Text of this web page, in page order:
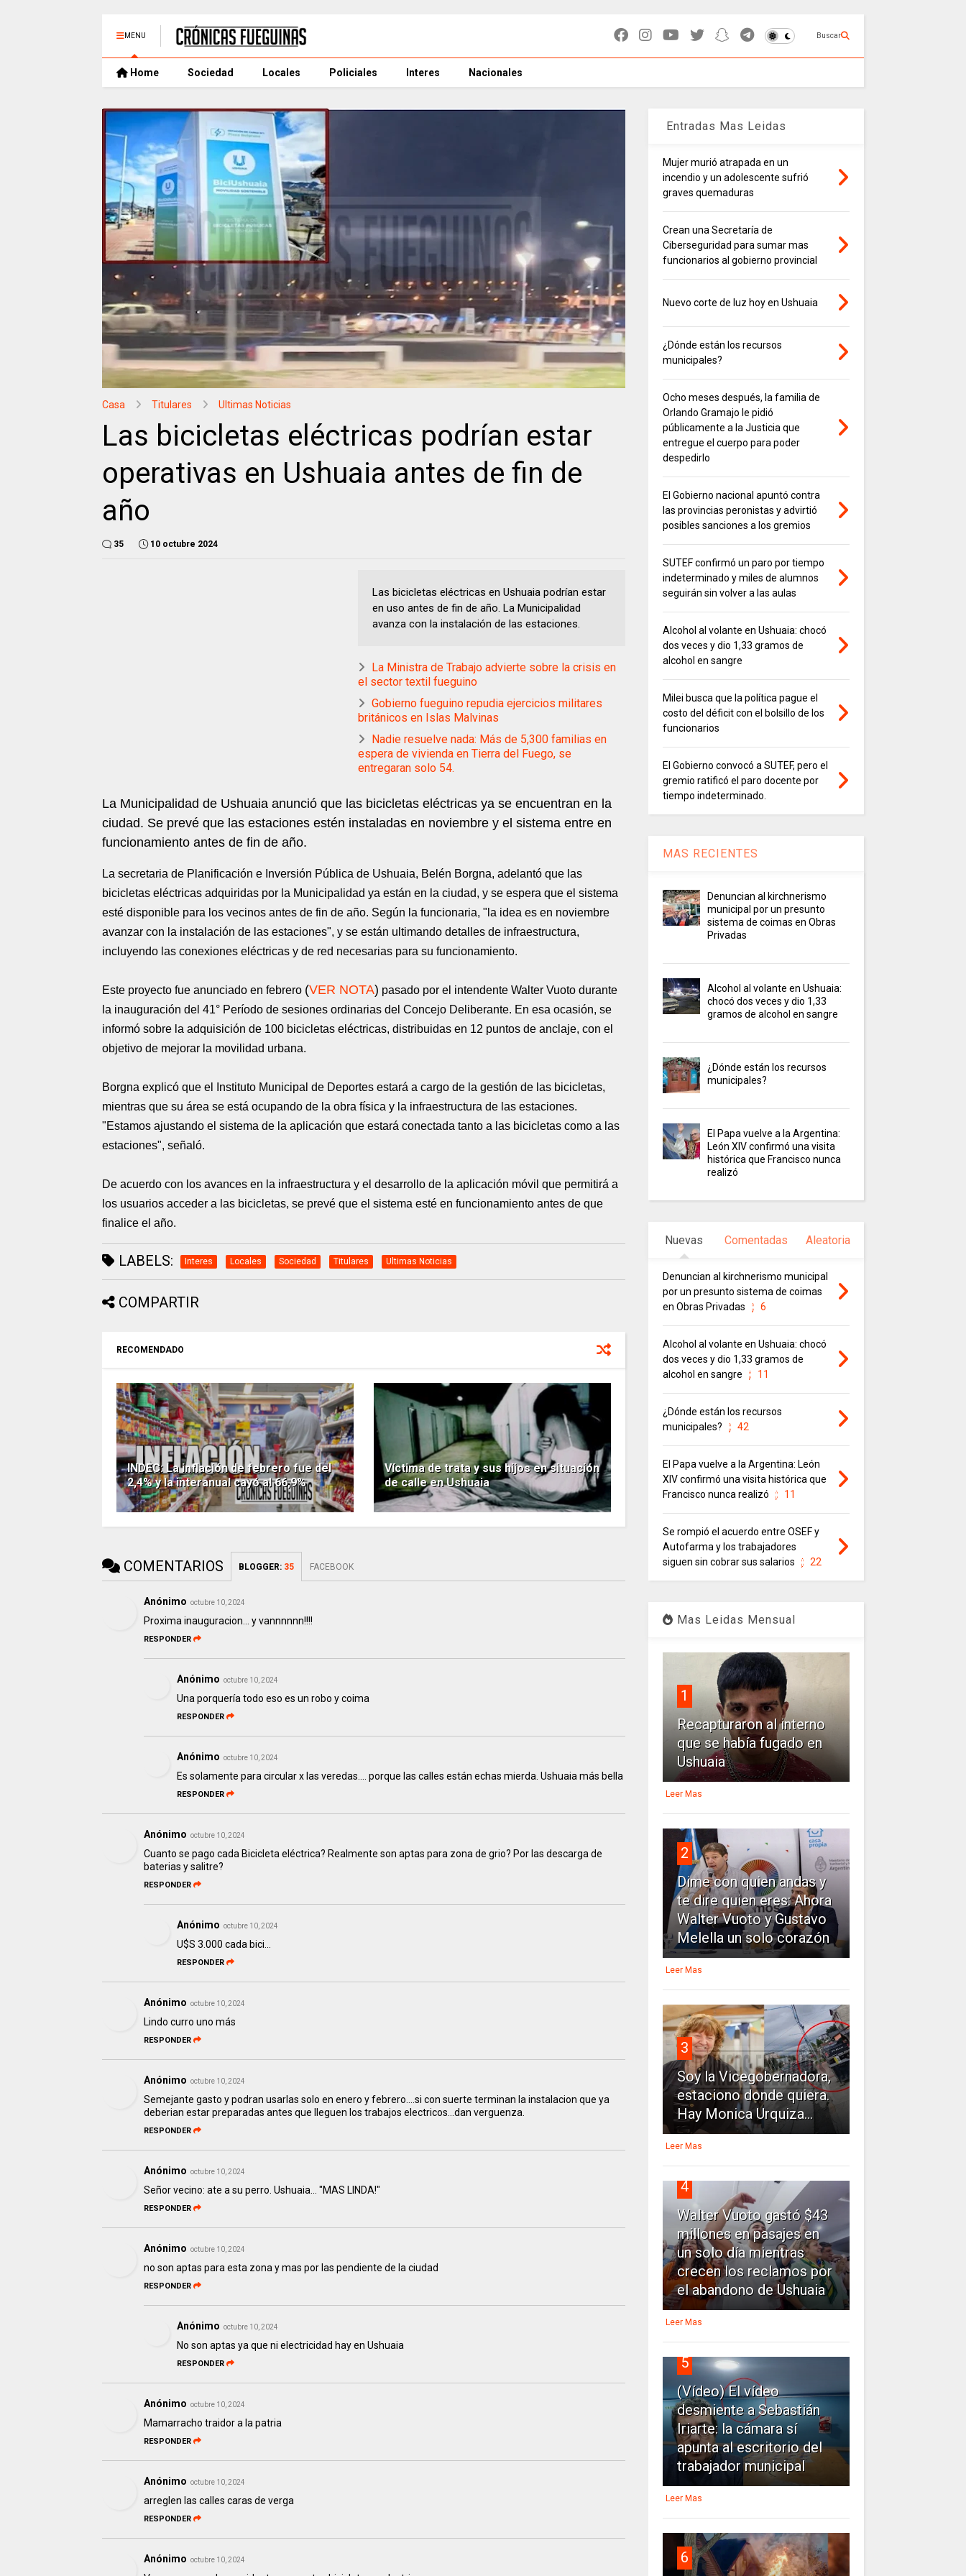
MENU Buscar
Home Sociedad Locales Policiales Interes Nacionales
Casa Titulares Ultimas Noticias
Las bicicletas eléctricas podrían estar
operativas en Ushuaia antes de fin de
año
35 10 octubre 2024
Las bicicletas eléctricas en Ushuaia podrían estar
en uso antes de fin de año. La Municipalidad
avanza con la instalación de las estaciones.
La Ministra de Trabajo advierte sobre la crisis en
el sector textil fueguino
Gobierno fueguino repudia ejercicios militares
británicos en Islas Malvinas
Nadie resuelve nada: Más de 5,300 familias en
espera de vivienda en Tierra del Fuego, se
entregaran solo 54.
La Municipalidad de Ushuaia anunció que las bicicletas eléctricas ya se encuentran en la
ciudad. Se prevé que las estaciones estén instaladas en noviembre y el sistema entre en
funcionamiento antes de fin de año.
La secretaria de Planificación e Inversión Pública de Ushuaia, Belén Borgna, adelantó que las
bicicletas eléctricas adquiridas por la Municipalidad ya están en la ciudad, y se espera que el sistema
esté disponible para los vecinos antes de fin de año. Según la funcionaria, "la idea es en noviembre
avanzar con la instalación de las estaciones", y se están ultimando detalles de infraestructura,
incluyendo las conexiones eléctricas y de red necesarias para su funcionamiento.
Este proyecto fue anunciado en febrero (VER NOTA) pasado por el intendente Walter Vuoto durante
la inauguración del 41° Período de sesiones ordinarias del Concejo Deliberante. En esa ocasión, se
informó sobre la adquisición de 100 bicicletas eléctricas, distribuidas en 12 puntos de anclaje, con el
objetivo de mejorar la movilidad urbana.
Borgna explicó que el Instituto Municipal de Deportes estará a cargo de la gestión de las bicicletas,
mientras que su área se está ocupando de la obra física y la infraestructura de las estaciones.
"Estamos ajustando el sistema de la aplicación que estará conectada tanto a las bicicletas como a las
estaciones", señaló.
De acuerdo con los avances en la infraestructura y el desarrollo de la aplicación móvil que permitirá a
los usuarios acceder a las bicicletas, se prevé que el sistema esté en funcionamiento antes de que
finalice el año.
LABELS: Interes Locales Sociedad Titulares Ultimas Noticias
COMPARTIR
RECOMENDADO
INDEC: La inflación de febrero fue del
2,4% y la interanual cayó al 66,9%
Víctima de trata y sus hijos en situación
de calle en Ushuaia
COMENTARIOS BLOGGER: 35 FACEBOOK
Anónimo octubre 10, 2024
Proxima inauguracion... y vannnnnn!!!!
RESPONDER
Anónimo octubre 10, 2024
Una porquería todo eso es un robo y coima
RESPONDER
Anónimo octubre 10, 2024
Es solamente para circular x las veredas.... porque las calles están echas mierda. Ushuaia más bella
RESPONDER
Anónimo octubre 10, 2024
Cuanto se pago cada Bicicleta eléctrica? Realmente son aptas para zona de grio? Por las descarga de
baterias y salitre?
RESPONDER
Anónimo octubre 10, 2024
U$S 3.000 cada bici...
RESPONDER
Anónimo octubre 10, 2024
Lindo curro uno más
RESPONDER
Anónimo octubre 10, 2024
Semejante gasto y podran usarlas solo en enero y febrero....si con suerte terminan la instalacion que ya
deberian estar preparadas antes que lleguen los trabajos electricos...dan verguenza.
RESPONDER
Anónimo octubre 10, 2024
Señor vecino: ate a su perro. Ushuaia... "MAS LINDA!"
RESPONDER
Anónimo octubre 10, 2024
no son aptas para esta zona y mas por las pendiente de la ciudad
RESPONDER
Anónimo octubre 10, 2024
No son aptas ya que ni electricidad hay en Ushuaia
RESPONDER
Anónimo octubre 10, 2024
Mamarracho traidor a la patria
RESPONDER
Anónimo octubre 10, 2024
arreglen las calles caras de verga
RESPONDER
Anónimo octubre 10, 2024
Entradas Mas Leidas
Mujer murió atrapada en un
incendio y un adolescente sufrió
graves quemaduras
Crean una Secretaría de
Ciberseguridad para sumar mas
funcionarios al gobierno provincial
Nuevo corte de luz hoy en Ushuaia
¿Dónde están los recursos
municipales?
Ocho meses después, la familia de
Orlando Gramajo le pidió
públicamente a la Justicia que
entregue el cuerpo para poder
despedirlo
El Gobierno nacional apuntó contra
las provincias peronistas y advirtió
posibles sanciones a los gremios
SUTEF confirmó un paro por tiempo
indeterminado y miles de alumnos
seguirán sin volver a las aulas
Alcohol al volante en Ushuaia: chocó
dos veces y dio 1,33 gramos de
alcohol en sangre
Milei busca que la política pague el
costo del déficit con el bolsillo de los
funcionarios
El Gobierno convocó a SUTEF, pero el
gremio ratificó el paro docente por
tiempo indeterminado.
MAS RECIENTES
Denuncian al kirchnerismo
municipal por un presunto
sistema de coimas en Obras
Privadas
Alcohol al volante en Ushuaia:
chocó dos veces y dio 1,33
gramos de alcohol en sangre
¿Dónde están los recursos
municipales?
El Papa vuelve a la Argentina:
León XIV confirmó una visita
histórica que Francisco nunca
realizó
Nuevas Comentadas Aleatoria
Denuncian al kirchnerismo municipal
por un presunto sistema de coimas
en Obras Privadas
6
Alcohol al volante en Ushuaia: chocó
dos veces y dio 1,33 gramos de
alcohol en sangre
11
¿Dónde están los recursos
municipales?
42
El Papa vuelve a la Argentina: León
XIV confirmó una visita histórica que
Francisco nunca realizó
11
Se rompió el acuerdo entre OSEF y
Autofarma y los trabajadores
siguen sin cobrar sus salarios
22
Mas Leidas Mensual
1
Recapturaron al interno
que se había fugado en
Ushuaia
Leer Mas
2
Dime con quien andas y
te dire quien eres: Ahora
Walter Vuoto y Gustavo
Melella un solo corazón
Leer Mas
3
Soy la Vicegobernadora,
estaciono donde quiera.
Hay Monica Urquiza...
Leer Mas
4
Walter Vuoto gastó $43
millones en pasajes en
un solo día mientras
crecen los reclamos por
el abandono de Ushuaia
Leer Mas
5
(Vídeo) El vídeo
desmiente a Sebastián
Iriarte: la cámara sí
apunta al escritorio del
trabajador municipal
Leer Mas
6